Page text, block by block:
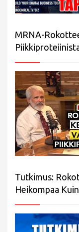
MRNA-
Tutkimus:
Heikompaa